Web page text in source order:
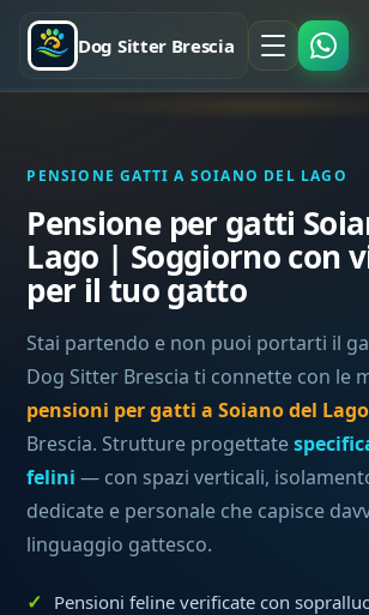
Dog Sitter Brescia
PENSIONE GATTI A SOIANO DEL LAGO
Pensione per gatti
Lago | Soggiorno con
per il tuo gatto
Stai partendo e non puoi portarti il
Dog Sitter Brescia ti connette con le
pensioni per gatti a Soiano del Lago
Brescia. Strutture progettate
felini — con spazi verticali,
dedicate e personale che capisce
linguaggio gattesco.
Pensioni feline verificate con